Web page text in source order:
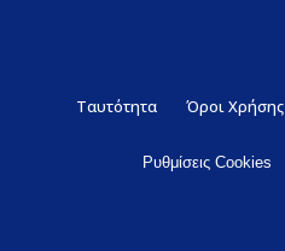
Ταυτότητα Όροι Χρήσης
Ρυθμίσεις Cookies